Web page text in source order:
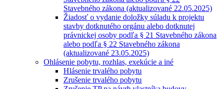
Stavebného zákona (aktualizované 22.05.2025)
Žiadosť o vydanie doložky súladu k projektu
stavby dotknutého orgánu alebo dotknutej
právnickej osoby podľa § 21 Stavebného zákona
alebo podľa § 22 Stavebného zákona
(aktualizované 23.05.2025)
Ohlásenie pobytu, rozhlas, exekúcie a iné
Hlásenie trvalého pobytu
Zrušenie trvalého pobytu